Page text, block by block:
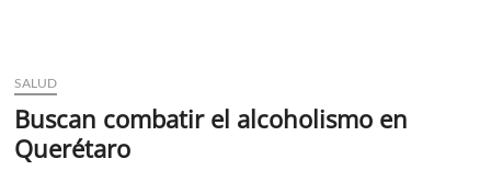
SALUD
Buscan combatir el alcoholismo en
Querétaro